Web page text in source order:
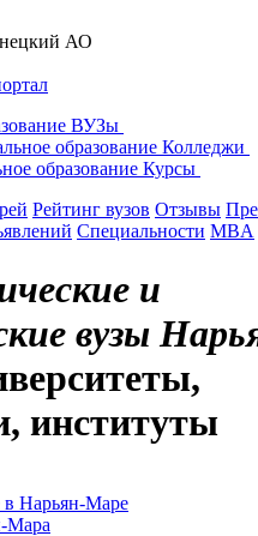
АО
ВУЗы
образование Колледжи
образование Курсы
Рейтинг вузов Отзывы
Специальности MBA
и
вузы
институты
в Нарьян-Маре
Мара